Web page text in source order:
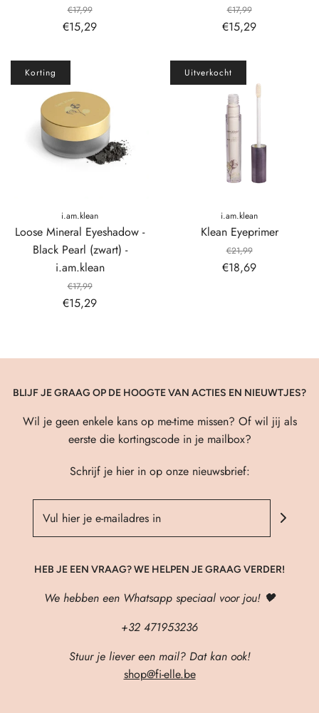
€17,99
€15,29
€17,99
€15,29
i.am.klean
Loose Mineral Eyeshadow -
Black Pearl (zwart) -
i.am.klean
€17,99
€15,29
Korting
i.am.klean
Klean Eyeprimer
€21,99
€18,69
Uitverkocht
BLIJF JE GRAAG OP DE HOOGTE VAN ACTIES EN NIEUWTJES?
Wil je geen enkele kans op me-time missen? Of wil jij als
eerste die kortingscode in je mailbox?
Schrijf je hier in op onze nieuwsbrief:
HEB JE EEN VRAAG? WE HELPEN JE GRAAG VERDER!
We hebben een Whatsapp speciaal voor jou! 🖤
+32 471953236
Stuur je liever een mail? Dat kan ook!
shop@fi-elle.be